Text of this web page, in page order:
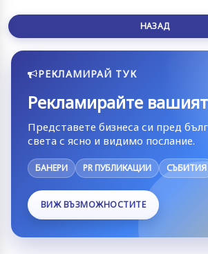
НАЗАД
РЕКЛАМИРАЙ ТУК
Рекламирайте
Представете бизнеса си пред
света с ясно и видимо послание.
БАНЕРИ PR ПУБЛИКАЦИИ СЪБИТИЯ
ВИЖ ВЪЗМОЖНОСТИТЕ